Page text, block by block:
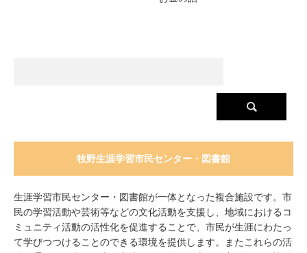
牧野生涯学習市民センター・図書館
生涯学習市民センター・図書館が一体となった複合施設です。市
民の学習活動や芸術等などの文化活動を支援し、地域におけるコ
ミュニティ活動の活性化を促進することで、市民が生涯にわたっ
て学びつつけることのできる環境を提供します。またこれらの活